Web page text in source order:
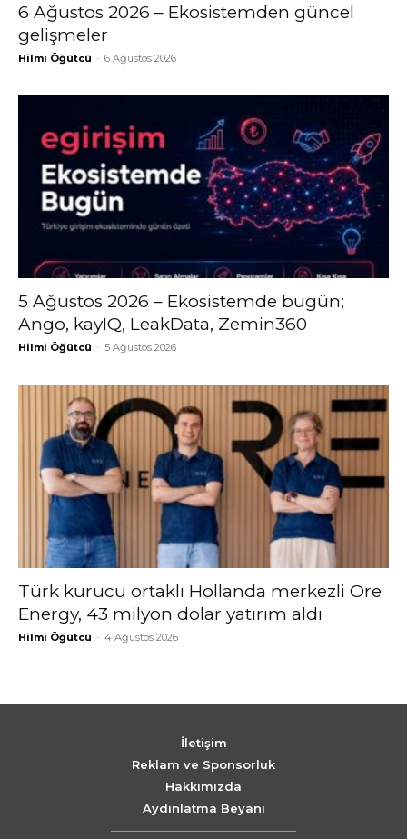
6 Ağustos 2026 – Ekosistemden güncel
gelişmeler
Hilmi Öğütcü - 6 Ağustos 2026
5 Ağustos 2026 – Ekosistemde bugün;
Ango, kayIQ, LeakData, Zemin360
Hilmi Öğütcü - 5 Ağustos 2026
Türk kurucu ortaklı Hollanda merkezli Ore
Energy, 43 milyon dolar yatırım aldı
Hilmi Öğütcü - 4 Ağustos 2026
İletişim
Reklam ve Sponsorluk
Hakkımızda
Aydınlatma Beyanı